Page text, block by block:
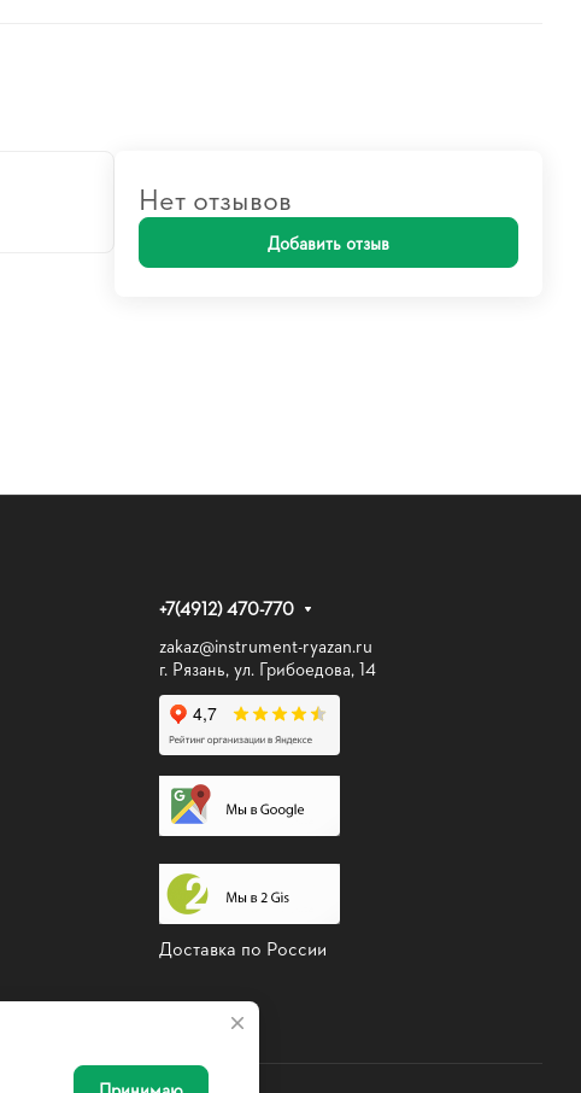
Нет отзывов
Добавить отзыв
+7(4912) 470-770
zakaz@instrument-ryazan.ru
г. Рязань, ул. Грибоедова, 14
Доставка по России